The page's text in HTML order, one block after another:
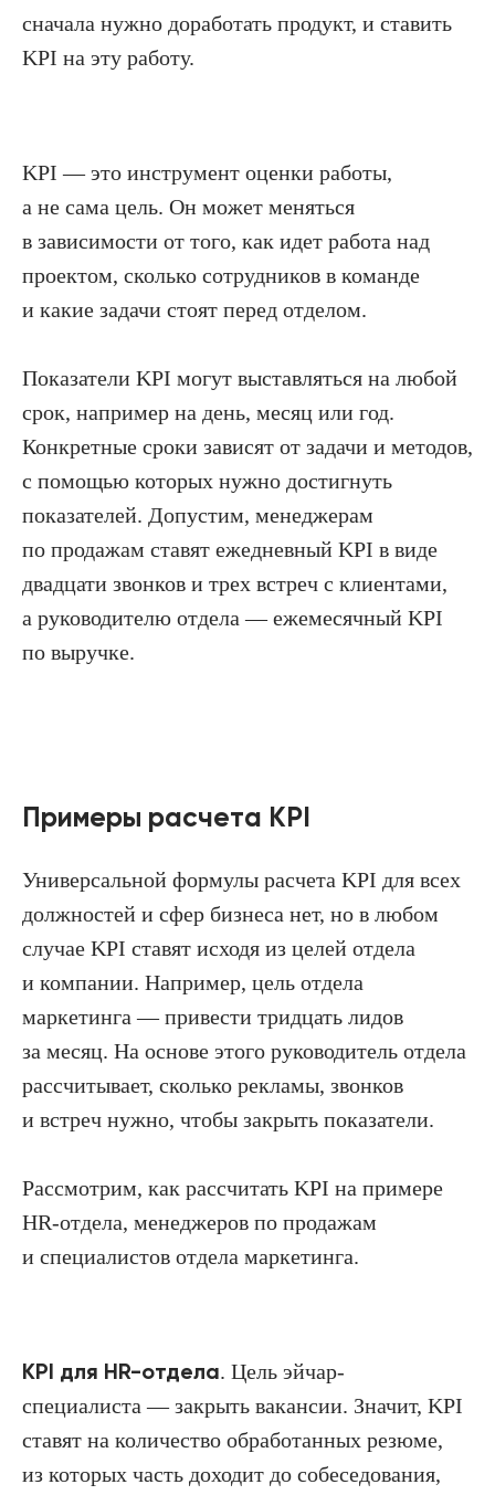
сначала нужно доработать продукт, и ставить
KPI на эту работу.
KPI — это инструмент оценки работы,
а не сама цель. Он может меняться
в зависимости от того, как идет работа над
проектом, сколько сотрудников в команде
и какие задачи стоят перед отделом.
Показатели KPI могут выставляться на любой
срок, например на день, месяц или год.
Конкретные сроки зависят от задачи и методов,
с помощью которых нужно достигнуть
показателей. Допустим, менеджерам
по продажам ставят ежедневный KPI в виде
двадцати звонков и трех встреч с клиентами,
а руководителю отдела — ежемесячный KPI
по выручке.
Примеры расчета KPI
Универсальной формулы расчета KPI для всех
должностей и сфер бизнеса нет, но в любом
случае KPI ставят исходя из целей отдела
и компании. Например, цель отдела
маркетинга — привести тридцать лидов
за месяц. На основе этого руководитель отдела
рассчитывает, сколько рекламы, звонков
и встреч нужно, чтобы закрыть показатели.
Рассмотрим, как рассчитать KPI на примере
HR-отдела, менеджеров по продажам
и специалистов отдела маркетинга.
KPI для HR-отдела. Цель эйчар-
специалиста — закрыть вакансии. Значит, KPI
ставят на количество обработанных резюме,
из которых часть доходит до собеседования,